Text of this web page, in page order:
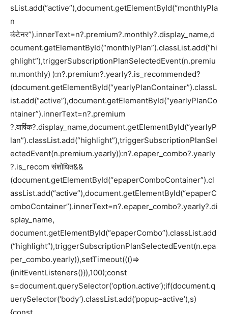
sList.add(“active”),document.getElementById(“monthlyPla
n
कंटेनर”).innerText=n?.premium?.monthly?.display_name,d
ocument.getElementById(“monthlyPlan”).classList.add(“hi
ghlight”),triggerSubscriptionPlanSelectedEvent(n.premiu
m.monthly) ):n?.premium?.yearly?.is_recommended?
(document.getElementById(“yearlyPlanContainer”).classL
ist.add(“active”),document.getElementById(“yearlyPlanCo
ntainer”).innerText=n?.premium
?.वार्षिक?.display_name,document.getElementById(“yearlyP
lan”).classList.add(“highlight”),triggerSubscriptionPlanSel
ectedEvent(n.premium.yearly)):n?.epaper_combo?.yearly
?.is_recom संशोधित&&
(document.getElementById(“epaperComboContainer”).cl
assList.add(“active”),document.getElementById(“epaperC
omboContainer”).innerText=n?.epaper_combo?.yearly?.di
splay_name,
document.getElementById(“epaperCombo”).classList.add
(“highlight”),triggerSubscriptionPlanSelectedEvent(n.epa
per_combo.yearly)),setTimeout((()=>
{initEventListeners()}),100);const
s=document.querySelector(‘option.active’);if(document.q
uerySelector(‘body’).classList.add(‘popup-active’),s)
{const